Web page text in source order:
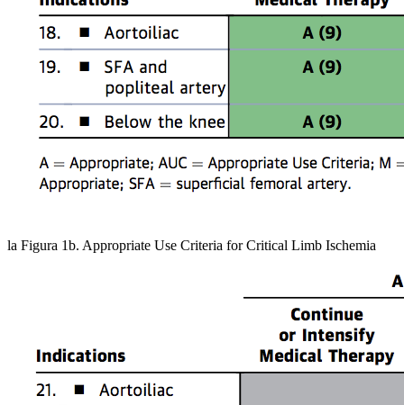
la Figura 1b. Appropriate Use Criteria for Critical Limb Ischemia